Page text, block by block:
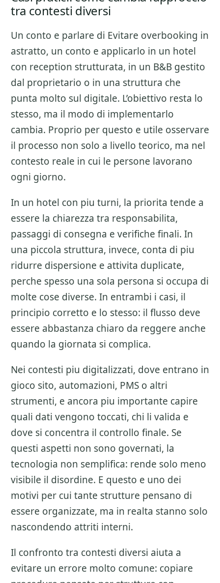
tra contesti diversi
Un conto e parlare di Evitare overbooking in
astratto, un conto e applicarlo in un hotel
con reception strutturata, in un B&B gestito
dal proprietario o in una struttura che
punta molto sul digitale. L’obiettivo resta lo
stesso, ma il modo di implementarlo
cambia. Proprio per questo e utile osservare
il processo non solo a livello teorico, ma nel
contesto reale in cui le persone lavorano
ogni giorno.
In un hotel con piu turni, la priorita tende a
essere la chiarezza tra responsabilita,
passaggi di consegna e verifiche finali. In
una piccola struttura, invece, conta di piu
ridurre dispersione e attivita duplicate,
perche spesso una sola persona si occupa di
molte cose diverse. In entrambi i casi, il
principio corretto e lo stesso: il flusso deve
essere abbastanza chiaro da reggere anche
quando la giornata si complica.
Nei contesti piu digitalizzati, dove entrano in
gioco sito, automazioni, PMS o altri
strumenti, e ancora piu importante capire
quali dati vengono toccati, chi li valida e
dove si concentra il controllo finale. Se
questi aspetti non sono governati, la
tecnologia non semplifica: rende solo meno
visibile il disordine. E questo e uno dei
motivi per cui tante strutture pensano di
essere organizzate, ma in realta stanno solo
nascondendo attriti interni.
Il confronto tra contesti diversi aiuta a
evitare un errore molto comune: copiare